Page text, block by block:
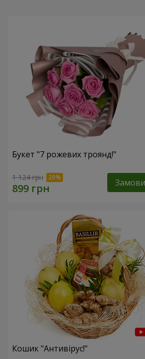
Букет "7 рожевих троянд!"
1 124 грн
Кошик "Антивірус!"